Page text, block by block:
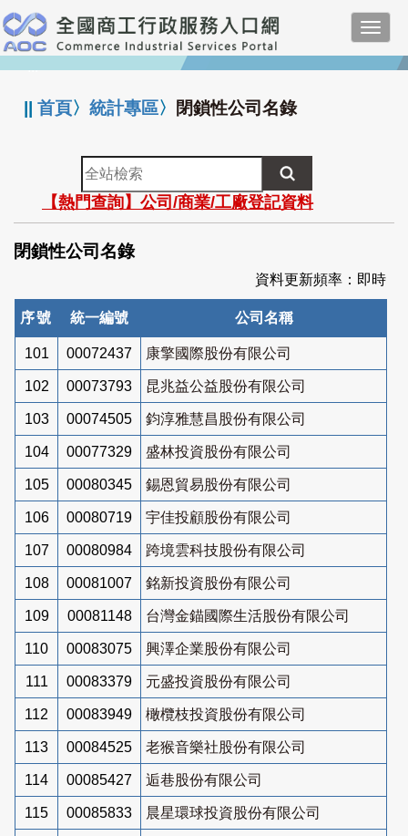
跳
到
主
要
:::
||首頁〉統計專區〉 閉鎖性公司名錄
全
站
檢
索
【熱門查詢】公司/商業/工廠登記資料
閉鎖性公司名錄
資料更新頻率：即時
序號 統一編號 公司名稱
101 00072437 康擎國際股份有限公司
102 00073793 昆兆益公益股份有限公司
103 00074505 鈞淳雅慧昌股份有限公司
104 00077329 盛林投資股份有限公司
105 00080345 錫恩貿易股份有限公司
106 00080719 宇佳投顧股份有限公司
107 00080984 跨境雲科技股份有限公司
108 00081007 銘新投資股份有限公司
109 00081148 台灣金錨國際生活股份有限公司
110 00083075 興澤企業股份有限公司
111 00083379 元盛投資股份有限公司
112 00083949 橄欖枝投資股份有限公司
113 00084525 老猴音樂社股份有限公司
114 00085427 逅巷股份有限公司
115 00085833 晨星環球投資股份有限公司